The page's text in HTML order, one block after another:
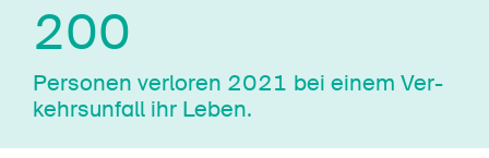
200
Personen verloren 2021 bei einem Ver­
kehrs­un­fall ihr Leben.